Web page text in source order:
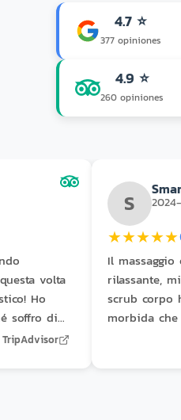
4.7 ⭐
377 opiniones
4.9 ⭐
260 opiniones
volta
Ho
soffro di
causano
TripAdvisor
S
★★★★★
Il
rilassante,
scrub corpo
morbida
gentile e